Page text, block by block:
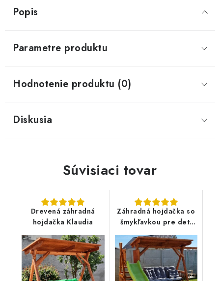
Popis
Parametre produktu
Hodnotenie produktu (0)
Diskusia
Súvisiaci tovar
Drevená záhradná
hojdačka Klaudia
Záhradná hojdačka so
šmykľavkou pre deti
Máša